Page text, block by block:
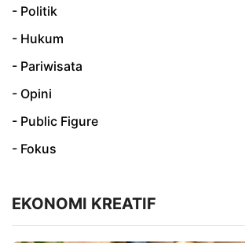
- Politik
- Hukum
- Pariwisata
- Opini
- Public Figure
- Fokus
EKONOMI KREATIF